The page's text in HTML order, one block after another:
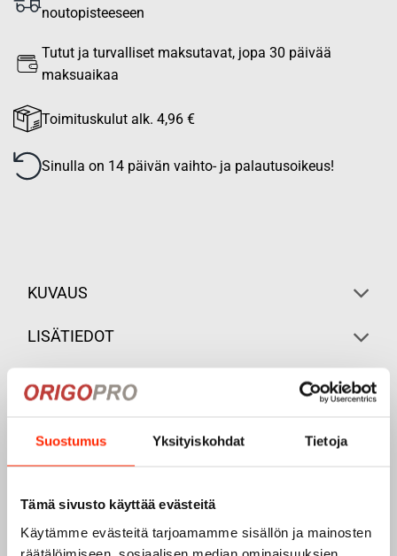
Suostumus Yksityiskohdat Tietoja
Tämä sivusto käyttää evästeitä
Käytämme evästeitä tarjoamamme sisällön ja mainosten
räätälöimiseen, sosiaalisen median ominaisuuksien
noutopisteeseen
Tutut ja turvalliset maksutavat, jopa 30 päivää
maksuaikaa
Toimituskulut alk. 4,96 €
Sinulla on 14 päivän vaihto- ja palautusoikeus!
KUVAUS
LISÄTIEDOT
ARVOSTELUT